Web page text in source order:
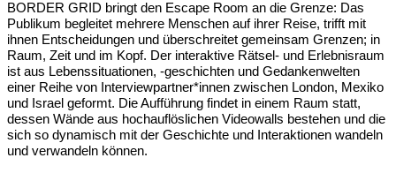
BORDER GRID bringt den Escape Room an die Grenze: Das
Publikum begleitet mehrere Menschen auf ihrer Reise, trifft mit
ihnen Entscheidungen und überschreitet gemeinsam Grenzen; in
Raum, Zeit und im Kopf. Der interaktive Rätsel- und Erlebnisraum
ist aus Lebenssituationen, -geschichten und Gedankenwelten
einer Reihe von Interviewpartner*innen zwischen London, Mexiko
und Israel geformt. Die Aufführung findet in einem Raum statt,
dessen Wände aus hochauflöslichen Videowalls bestehen und die
sich so dynamisch mit der Geschichte und Interaktionen wandeln
und verwandeln können.